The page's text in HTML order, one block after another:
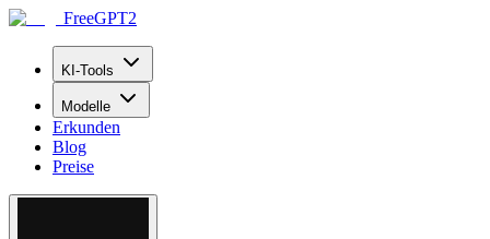
FreeGPT2
KI-Tools
Modelle
Erkunden
Blog
Preise